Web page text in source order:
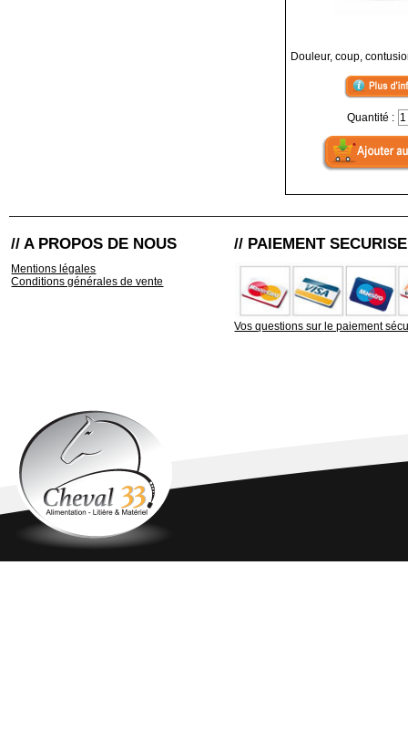
Douleur, coup,
Quantité :
// A PROPOS DE NOUS
Mentions légales
Conditions générales de vente
// PAIEMENT SECURISE
Vos questions sur le paiement